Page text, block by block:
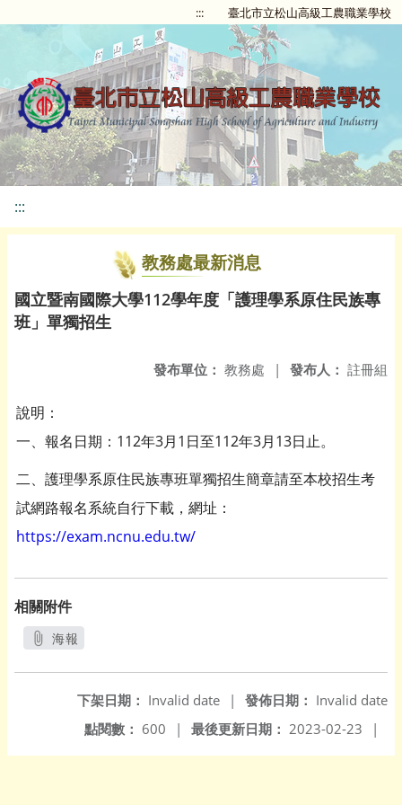
::: 臺北市立松山高級工農職業學校
:::
教務處最新消息
國立暨南國際大學112學年度「護理學系原住民族專
班」單獨招生
發布人： 註冊組
發布單位： 教務處 |
說明：
一、報名日期：112年3月1日至112年3月13日止。
二、護理學系原住民族專班單獨招生簡章請至本校招生考
試網路報名系統自行下載，網址：
https://exam.ncnu.edu.tw/
相關附件
海報
發佈日期： Invalid date
下架日期： Invalid date
|
最後更新日期： 2023-02-23 |
點閱數： 600 |